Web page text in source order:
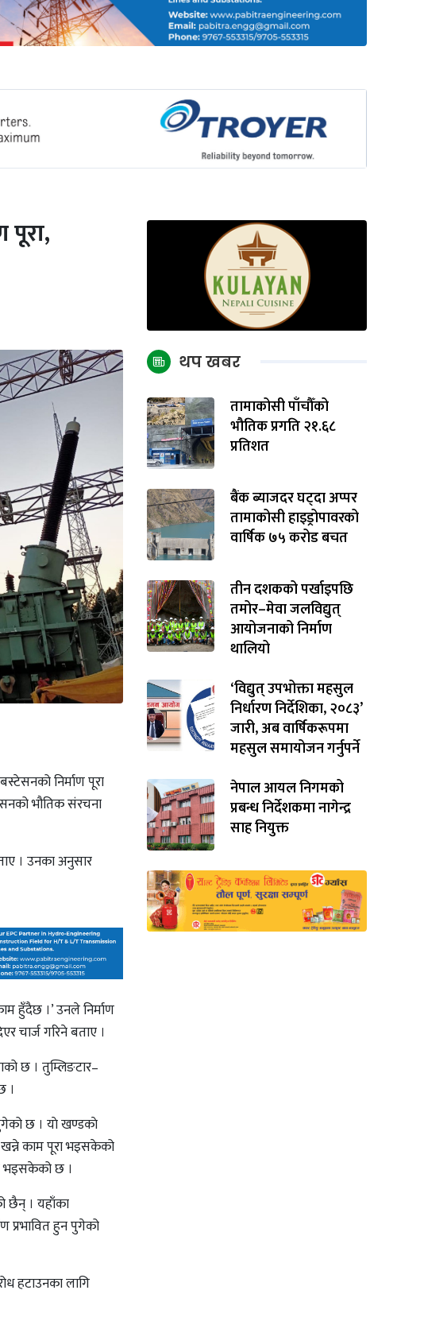
पूरा,
निर्माण पूरा
भौतिक संरचना
। उनका अनुसार
हुँदैछ ।’ उनले निर्माण
चार्ज गरिने बताए ।
छ । तुम्लिङटार–
।
छ । याे खण्डकाे
काम पूरा भइसकेको
भइसकेको छ ।
छैन् । यहाँका
प्रभावित हुन पुगेको
हटाउनका लागि
थप खबर
तामाकोसी पाँचौँको
भौतिक प्रगति २१.६८
प्रतिशत
बैंक ब्याजदर घट्दा अप्पर
तामाकोसी हाइड्रोपावरको
वार्षिक ७५ करोड बचत
तीन दशकको पर्खाइपछि
तमोर–मेवा जलविद्युत्
आयोजनाको निर्माण
थालियो
‘विद्युत् उपभोक्ता महसुल
निर्धारण निर्देशिका, २०८३’
जारी, अब वार्षिकरूपमा
महसुल समायोजन गर्नुपर्ने
नेपाल आयल निगमको
प्रबन्ध निर्देशकमा नागेन्द्र
साह नियुक्त